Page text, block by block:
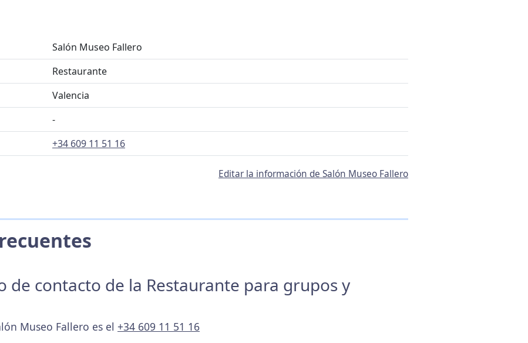
Salón Museo Fallero
Restaurante
Valencia
-
+34 609 11 51 16
Editar la información de Salón Museo Fallero
de contacto de la Restaurante para grupos y
Museo Fallero es el +34 609 11 51 16